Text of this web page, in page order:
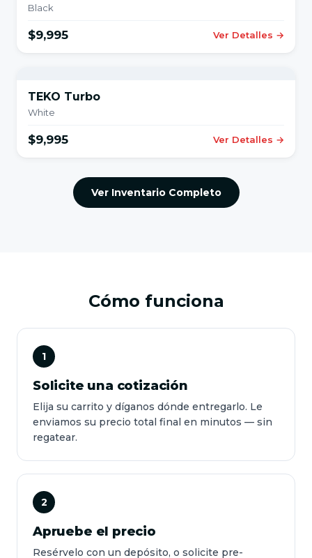
Black
$9,995 Ver Detalles →
TEKO Turbo
White
$9,995 Ver Detalles →
Ver Inventario Completo
Cómo funciona
1
Solicite una cotización
Elija su carrito y díganos dónde entregarlo. Le
enviamos su precio total final en minutos — sin
regatear.
2
Apruebe el precio
Resérvelo con un depósito, o solicite pre-